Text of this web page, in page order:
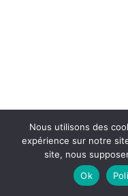
Nous utilisons des
expérience sur notre
site, nous
Ok